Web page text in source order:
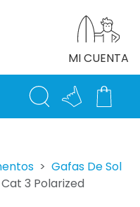
MI CUENTA
Gafas De Sol
3 Polarized